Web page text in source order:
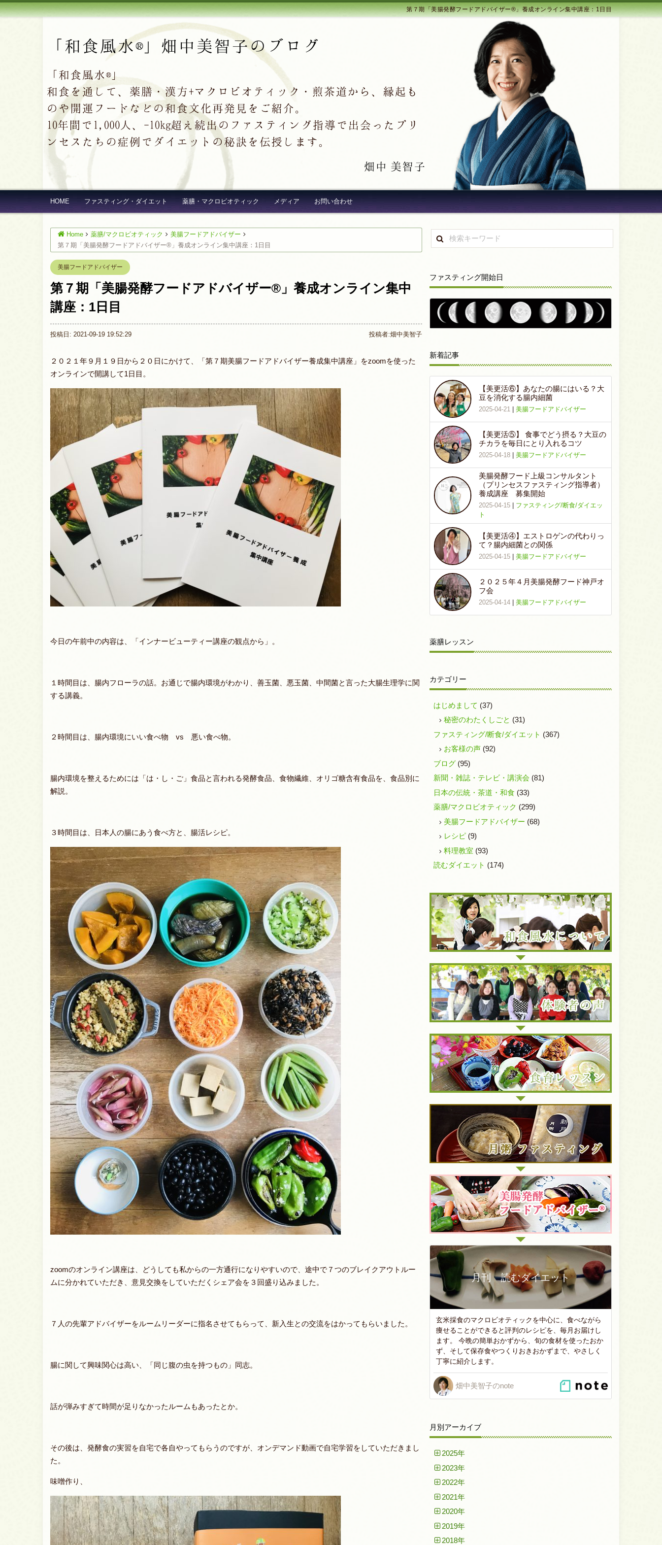
第７期「美腸発酵フードアドバイザー®︎」養成オンライン集中講座：1日目
「和食風水®」畑中美智子のブログ
「和食風水®」
和食を通して、薬膳・漢方+マクロビオティック・煎茶道から、縁起も
のや開運フードなどの和食文化再発見をご紹介。
10年間で1,000人、-10kg超え続出のファスティング指導で出会ったプリ
ンセスたちの症例でダイエットの秘訣を伝授します。
畑中 美智子
HOME ファスティング・ダイエット 薬膳・マクロビオティック メディア お問い合わせ
Home 薬膳/マクロビオティック
美腸フードアドバイザー
第７期「美腸発酵フードアドバイザー®︎」養成オンライン集中講座：1日目
美腸フードアドバイザー
第７期「美腸発酵フードアドバイザー®︎」養成オンライン集中
講座：1日目
投稿日: 2021-09-19 19:52:29 投稿者:畑中美智子
２０２１年９月１９日から２０日にかけて、「第７期美腸フードアドバイザー養成集中講座」をzoomを使った
オンラインで開講して1日目。
今日の午前中の内容は、「インナービューティー講座の観点から」。
１時間目は、腸内フローラの話。お通じで腸内環境がわかり、善玉菌、悪玉菌、中間菌と言った大腸生理学に関
する講義。
２時間目は、腸内環境にいい食べ物 vs 悪い食べ物。
腸内環境を整えるためには「は・し・ご」食品と言われる発酵食品、食物繊維、オリゴ糖含有食品を、食品別に
解説。
３時間目は、日本人の腸にあう食べ方と、腸活レシピ。
zoomのオンライン講座は、どうしても私からの一方通行になりやすいので、途中で７つのブレイクアウトルー
ムに分かれていただき、意見交換をしていただくシェア会を３回盛り込みました。
７人の先輩アドバイザーをルームリーダーに指名させてもらって、新入生との交流をはかってもらいました。
腸に関して興味関心は高い、「同じ腹の虫を持つもの」同志。
話が弾みすぎて時間が足りなかったルームもあったとか。
その後は、発酵食の実習を自宅で各自やってもらうのですが、オンデマンド動画で自宅学習をしていただきまし
た。
味噌作り、
ファスティング開始日
新着記事
【美更活⑥】あなたの腸にはいる？大
豆を消化する腸内細菌
2025-04-21 |美腸フードアドバイザー
【美更活⑤】 食事でどう摂る？大豆の
チカラを毎日にとり入れるコツ
2025-04-18 |美腸フードアドバイザー
美腸発酵フード上級コンサルタント
（プリンセスファスティング指導者）
養成講座 募集開始
2025-04-15
ファスティング/断食/ダイエッ
ト
【美更活④】エストロゲンの代わりっ
て？腸内細菌との関係
2025-04-15 |美腸フードアドバイザー
２０２５年４月美腸発酵フード神戸オ
フ会
2025-04-14 |美腸フードアドバイザー
薬膳レッスン
カテゴリー
はじめまして (37)
秘密のわたくしごと (31)
ファスティング/断食/ダイエット (367)
お客様の声(92)
ブログ(95)
新聞・雑誌・テレビ・講演会 (81)
日本の伝統・茶道・和食 (33)
薬膳/マクロビオティック (299)
美腸フードアドバイザー (68)
レシピ(9)
料理教室 (93)
読むダイエット (174)
月刊 読むダイエット
玄米採食のマクロビオティックを中心に、食べながら
痩せることができると評判のレシピを、毎月お届けし
ます。 今晩の簡単おかずから、旬の食材を使ったおか
ず、そして保存食やつくりおきおかずまで、やさしく
丁寧に紹介します。
畑中美智子のnote
月別アーカイブ
2025年
2023年
2022年
2021年
2020年
2019年
2018年